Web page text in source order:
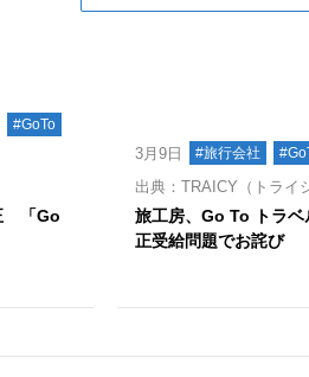
#GoTo
「Go
3月9日 #旅行会社
出典：TRAICY（トライ
旅工房、Go To トラベ
正受給問題でお詫び